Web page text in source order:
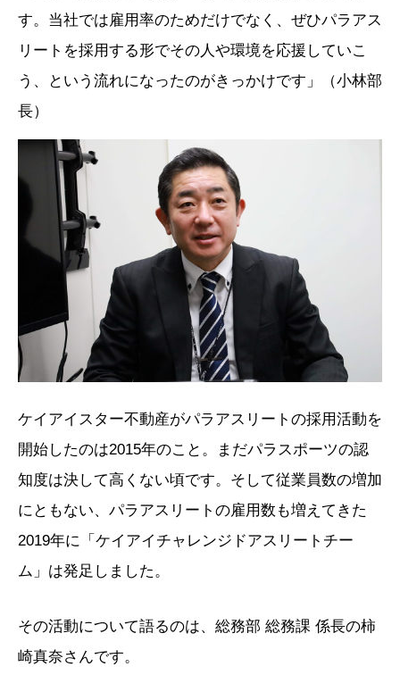
す。当社では雇用率のためだけでなく、ぜひパラアス
リートを採用する形でその人や環境を応援していこ
う、という流れになったのがきっかけです」（小林部
長）
ケイアイスター不動産がパラアスリートの採用活動を
開始したのは2015年のこと。まだパラスポーツの認
知度は決して高くない頃です。そして従業員数の増加
にともない、パラアスリートの雇用数も増えてきた
2019年に「ケイアイチャレンジドアスリートチー
ム」は発足しました。
その活動について語るのは、総務部 総務課 係長の柿
崎真奈さんです。